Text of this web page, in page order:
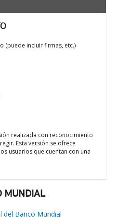
(puede incluir firmas, etc.)
realizada con reconocimiento
Esta versión se ofrece
usuarios que cuentan con una
MUNDIAL
del Banco Mundial